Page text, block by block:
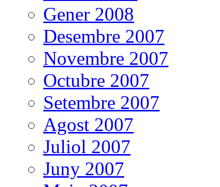
Gener 2008
Desembre 2007
Novembre 2007
Octubre 2007
Setembre 2007
Agost 2007
Juliol 2007
Juny 2007